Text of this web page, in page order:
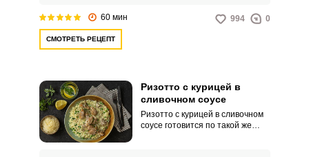
60 мин 994 0
СМОТРЕТЬ РЕЦЕПТ
Ризотто с курицей в
сливочном соусе
Ризотто с курицей в сливочном
соусе готовится по такой же